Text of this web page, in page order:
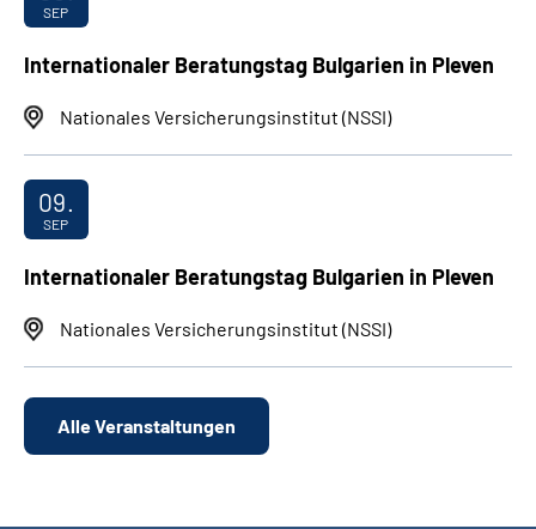
Internationaler Beratungstag Bulgarien in Pleven
Nationales Versicherungsinstitut (NSSI)
SEP
Internationaler Beratungstag Bulgarien in Pleven
Nationales Versicherungsinstitut (NSSI)
09.
SEP
Alle Veranstaltungen